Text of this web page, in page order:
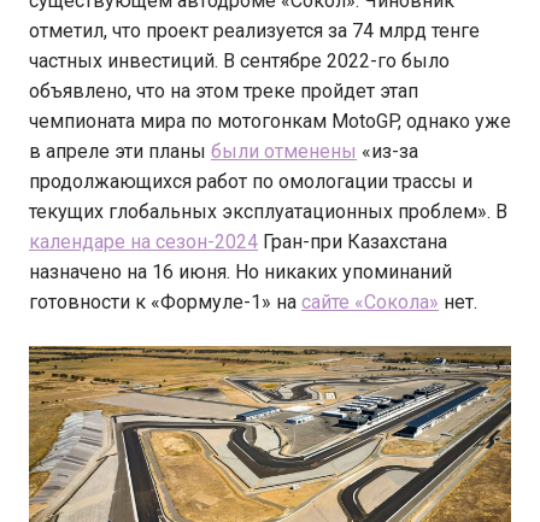
отметил, что проект реализуется за 74 млрд тенге
частных инвестиций. В сентябре 2022-го было
объявлено, что на этом треке пройдет этап
чемпионата мира по мотогонкам MotoGP, однако уже
в апреле эти планы были отменены «из-за
продолжающихся работ по омологации трассы и
текущих глобальных эксплуатационных проблем». В
календаре на сезон-2024 Гран-при Казахстана
назначено на 16 июня. Но никаких упоминаний
готовности к «Формуле-1» на сайте «Сокола» нет.